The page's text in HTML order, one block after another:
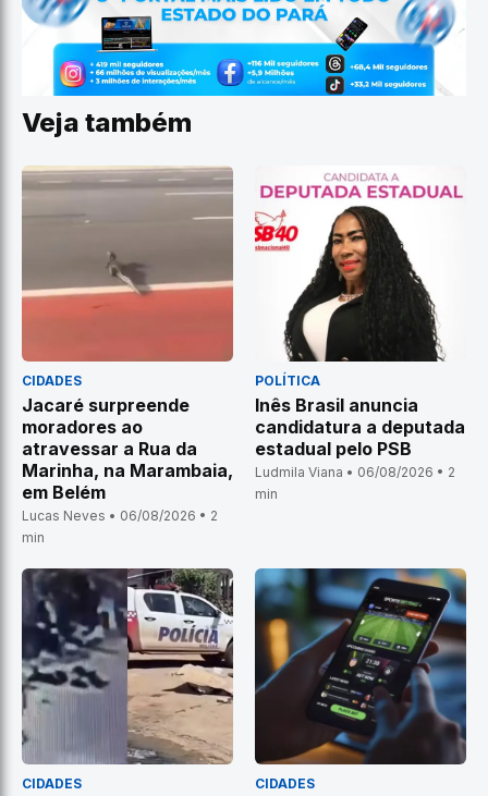
Veja também
CIDADES
Jacaré surpreende
moradores ao
atravessar a Rua da
Marinha, na Marambaia,
em Belém
Lucas Neves • 06/08/2026 • 2
min
POLÍTICA
Inês Brasil anuncia
candidatura a deputada
estadual pelo PSB
Ludmila Viana • 06/08/2026 • 2
min
CIDADES CIDADES